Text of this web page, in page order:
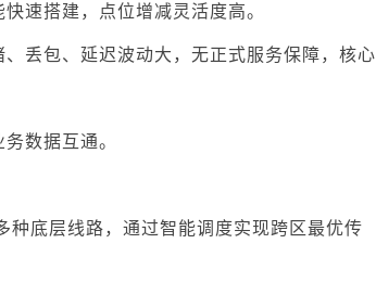
速搭建，点位增减灵活度高。
丢包、延迟波动大，无正式服务保障，核心
数据互通。
种底层线路，通过智能调度实现跨区最优传